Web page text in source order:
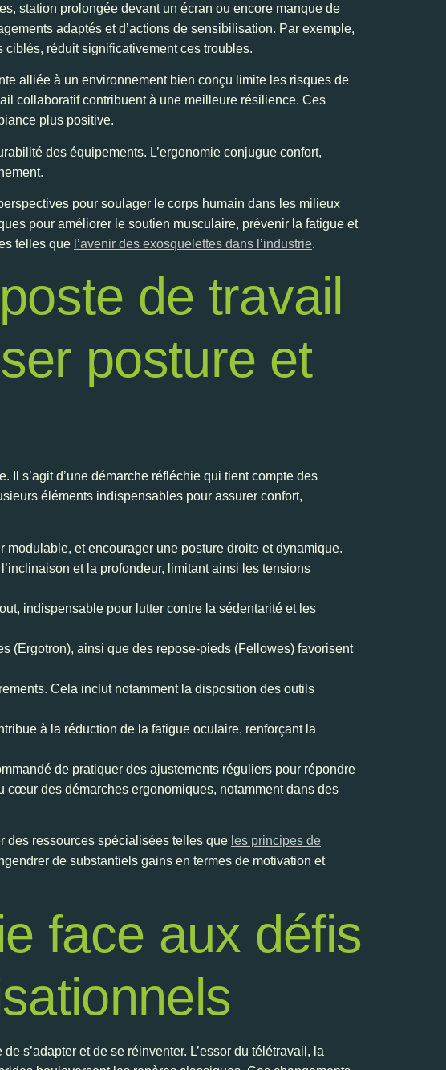
station prolongée devant un écran ou encore manque de
adaptés et d’actions de sensibilisation. Par exemple,
ciblés, réduit significativement ces troubles.
alliée à un environnement bien conçu limite les risques de
collaboratif contribuent à une meilleure résilience. Ces
plus positive.
des équipements. L’ergonomie conjugue confort,
pour soulager le corps humain dans les milieux
pour améliorer le soutien musculaire, prévenir la fatigue et
telles que l’avenir des exosquelettes dans l’industrie.
de travail
posture et
s’agit d’une démarche réfléchie qui tient compte des
éléments indispensables pour assurer confort,
et encourager une posture droite et dynamique.
et la profondeur, limitant ainsi les tensions
indispensable pour lutter contre la sédentarité et les
(Ergotron), ainsi que des repose-pieds (Fellowes) favorisent
Cela inclut notamment la disposition des outils
à la réduction de la fatigue oculaire, renforçant la
de pratiquer des ajustements réguliers pour répondre
cœur des démarches ergonomiques, notamment dans des
des ressources spécialisées telles que les principes de
de substantiels gains en termes de motivation et
face aux défis
s’adapter et de se réinventer. L’essor du télétravail, la